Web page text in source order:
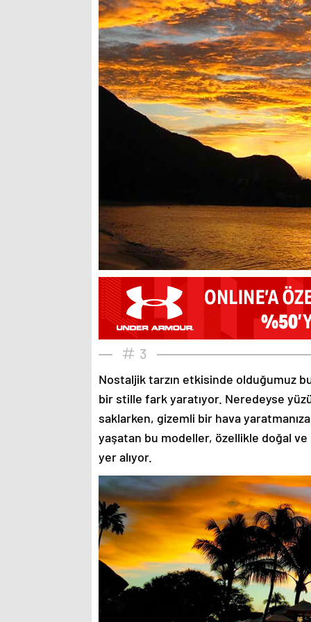
3
Nostaljik tarzın etkisinde olduğumuz
bir stille fark yaratıyor. Neredeyse
saklarken, gizemli bir hava yaratmanıza
yaşatan bu modeller, özellikle doğal
yer alıyor.